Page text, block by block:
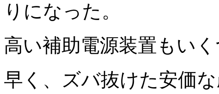
りになった。
高い補助電源装置もい
早く、ズバ抜けた安価